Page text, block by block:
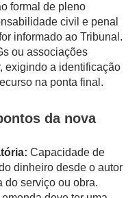
formal de pleno
civil e penal
informado ao Tribunal.
ou associações
exigindo a identificação
na ponta final.
da nova
Capacidade de
dinheiro desde o autor
do serviço ou obra.